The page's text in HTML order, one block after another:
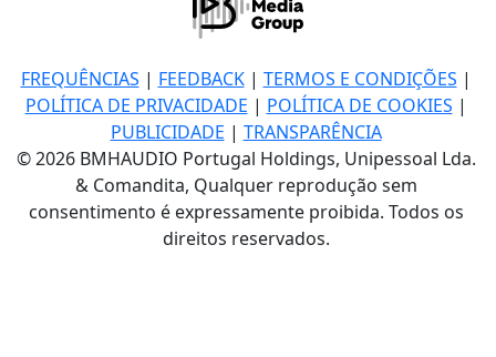
FREQUÊNCIAS | FEEDBACK| TERMOS E CONDIÇÕES |
POLÍTICA DE PRIVACIDADE | POLÍTICA DE COOKIES |
PUBLICIDADE | TRANSPARÊNCIA
© 2026 BMHAUDIO Portugal Holdings, Unipessoal Lda.
& Comandita, Qualquer reprodução sem
consentimento é expressamente proibida. Todos os
direitos reservados.